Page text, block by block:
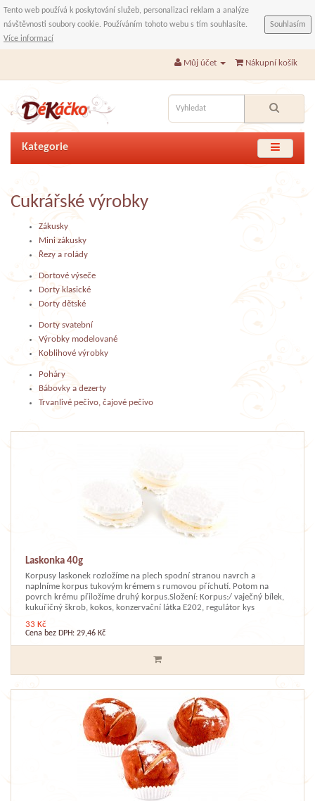
Tento web používá k poskytování služeb, personalizaci reklam a analýze
návštěvnosti soubory cookie. Používáním tohoto webu s tím souhlasíte.
Více informací
Souhlasím
Můj účet Nákupní košík
Kategorie
Cukrářské výrobky
Zákusky
Mini zákusky
Řezy a rolády
Dortové výseče
Dorty klasické
Dorty dětské
Dorty svatební
Výrobky modelované
Koblihové výrobky
Poháry
Bábovky a dezerty
Trvanlivé pečivo, čajové pečivo
Laskonka 40g
Korpusy laskonek rozložíme na plech spodní stranou navrch a
naplníme korpus tukovým krémem s rumovou příchutí. Potom na
povrch krému přiložíme druhý korpus.Složení: Korpus:/ vaječný bílek,
kukuřičný škrob, kokos, konzervační látka E202, regulátor kys
33 Kč
Cena bez DPH: 29,46 Kč